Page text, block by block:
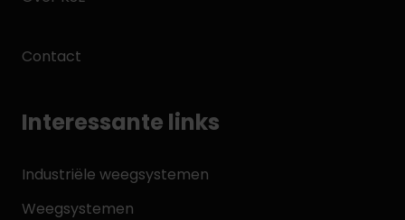
Contact
Interessante links
Industriële weegsystemen
Weegsystemen